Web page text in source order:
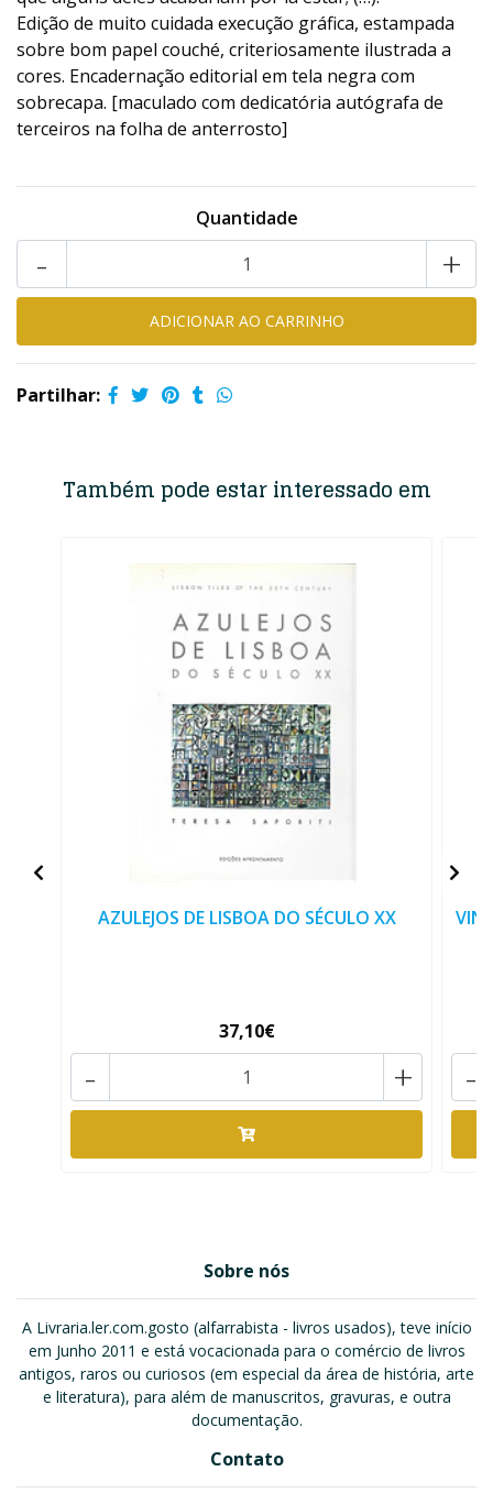
Edição de muito cuidada execução gráfica, estampada
sobre bom papel couché, criteriosamente ilustrada a
cores. Encadernação editorial em tela negra com
sobrecapa. [maculado com dedicatória autógrafa de
terceiros na folha de anterrosto]
Quantidade
+
-
Partilhar:
Também pode estar interessado em
AZULEJOS DE LISBOA DO SÉCULO XX
37,10€
+
- -
Sobre nós
A Livraria.ler.com.gosto (alfarrabista - livros usados), teve início
em Junho 2011 e está vocacionada para o comércio de livros
antigos, raros ou curiosos (em especial da área de história, arte
e literatura), para além de manuscritos, gravuras, e outra
documentação.
Contato